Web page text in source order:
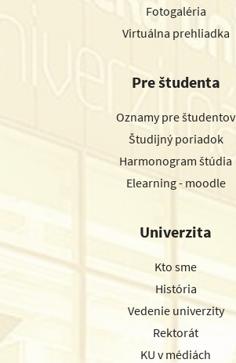
Fotogaléria
Virtuálna prehliadka
Pre študenta
Oznamy pre študentov
Študijný poriadok
Harmonogram štúdia
Elearning - moodle
Univerzita
Kto sme
História
Vedenie univerzity
Rektorát
KU v médiách